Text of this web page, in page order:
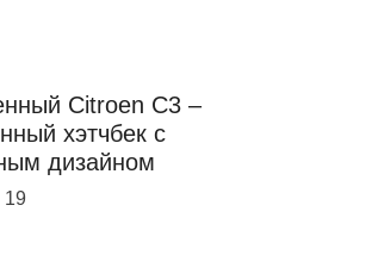
Citroen C3 –
хэтчбек с
дизайном
19